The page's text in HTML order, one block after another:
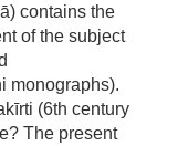
contains the
of the subject
monographs).
(6th century
The present